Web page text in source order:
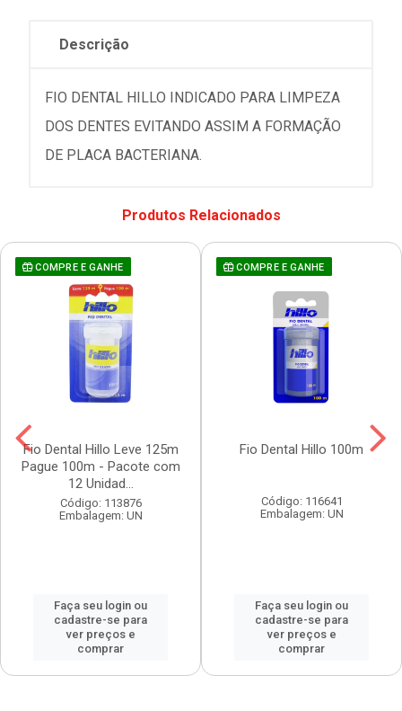
Descrição
FIO DENTAL HILLO INDICADO PARA LIMPEZA
DOS DENTES EVITANDO ASSIM A FORMAÇÃO
DE PLACA BACTERIANA.
Produtos Relacionados
COMPRE E GANHE
Fio Dental Hillo Leve 125m
Pague 100m - Pacote com
12 Unidad...
Código: 113876
Embalagem: UN
Faça seu login ou
cadastre-se para
ver preços e
comprar
COMPRE E GANHE
Fio Dental Hillo 100m
Código: 116641
Embalagem: UN
Faça seu login ou
cadastre-se para
ver preços e
comprar